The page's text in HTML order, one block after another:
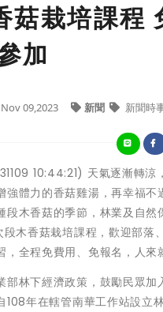
菇栽培課程
加
Nov 09,2023 新聞 新聞時
10:44:21) 天氣逐漸轉涼
強體力的香菇雞湯，再幸福不
段木香菇的季節，林業及自然
木香菇栽培課程，歡迎部落
，全程免費用、免報名，人來
部林下經濟政策，鼓勵民眾加
108年在轄管南華工作站設立